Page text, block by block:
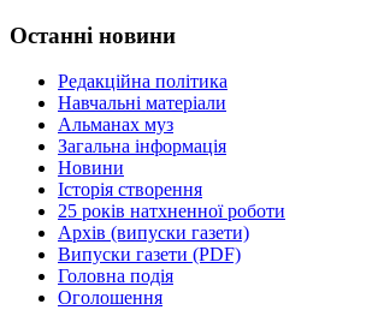
Останні новини
Редакційна політика
Навчальні матеріали
Альманах муз
Загальна інформація
Новини
Історія створення
25 років натхненної роботи
Архів (випуски газети)
Випуски газети (PDF)
Головна подія
Оголошення